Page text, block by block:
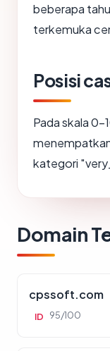
beberapa
terkemuka
Posisi
Pada skala
kategori
Domain
cpssoft.com
ID 95/100